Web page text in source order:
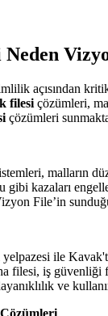
açısından
filesi çözümleri,
çözümleri
malların
kazaları
File’in
ile
filesi, iş
ve